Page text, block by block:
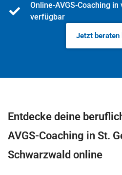
Online-AVGS-Coaching
verfügbar
Jetzt beraten
Entdecke deine
AVGS-Coaching in St.
Schwarzwald online